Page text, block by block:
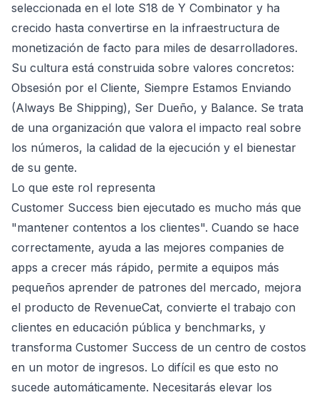
seleccionada en el lote S18 de Y Combinator y ha
crecido hasta convertirse en la infraestructura de
monetización de facto para miles de desarrolladores.
Su cultura está construida sobre valores concretos:
Obsesión por el Cliente, Siempre Estamos Enviando
(Always Be Shipping), Ser Dueño, y Balance. Se trata
de una organización que valora el impacto real sobre
los números, la calidad de la ejecución y el bienestar
de su gente.
Lo que este rol representa
Customer Success bien ejecutado es mucho más que
"mantener contentos a los clientes". Cuando se hace
correctamente, ayuda a las mejores companies de
apps a crecer más rápido, permite a equipos más
pequeños aprender de patrones del mercado, mejora
el producto de RevenueCat, convierte el trabajo con
clientes en educación pública y benchmarks, y
transforma Customer Success de un centro de costos
en un motor de ingresos. Lo difícil es que esto no
sucede automáticamente. Necesitarás elevar los